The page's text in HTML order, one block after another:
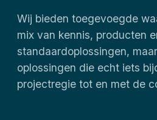
Wij bieden toegevoegde
mix van kennis, producten
standaardoplossingen,
oplossingen die echt iets
projectregie tot en met de